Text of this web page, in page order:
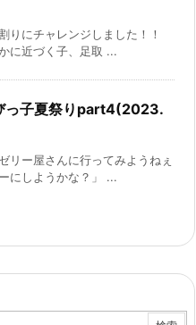
りにチャレンジしました！！
に近づく子、足取 ...
っ子夏祭りpart4(2023.
リー屋さんに行ってみようねぇ
にしようかな？」 ...